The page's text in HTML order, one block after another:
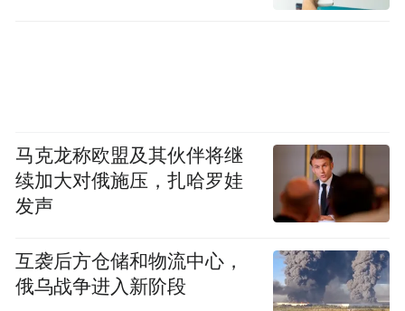
马克龙称欧盟及其伙伴将继
续加大对俄施压，扎哈罗娃
发声
互袭后方仓储和物流中心，
俄乌战争进入新阶段